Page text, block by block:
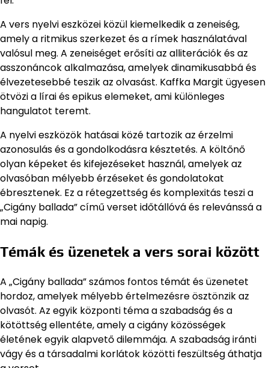
A vers nyelvi eszközei közül kiemelkedik a zeneiség,
amely a ritmikus szerkezet és a rímek használatával
valósul meg. A zeneiséget erősíti az alliterációk és az
asszonáncok alkalmazása, amelyek dinamikusabbá és
élvezetesebbé teszik az olvasást. Kaffka Margit ügyesen
ötvözi a lírai és epikus elemeket, ami különleges
hangulatot teremt.
A nyelvi eszközök hatásai közé tartozik az érzelmi
azonosulás és a gondolkodásra késztetés. A költőnő
olyan képeket és kifejezéseket használ, amelyek az
olvasóban mélyebb érzéseket és gondolatokat
ébresztenek. Ez a rétegzettség és komplexitás teszi a
„Cigány ballada” című verset időtállóvá és relevánssá a
mai napig.
Témák és üzenetek a vers sorai között
A „Cigány ballada” számos fontos témát és üzenetet
hordoz, amelyek mélyebb értelmezésre ösztönzik az
olvasót. Az egyik központi téma a szabadság és a
kötöttség ellentéte, amely a cigány közösségek
életének egyik alapvető dilemmája. A szabadság iránti
vágy és a társadalmi korlátok közötti feszültség áthatja